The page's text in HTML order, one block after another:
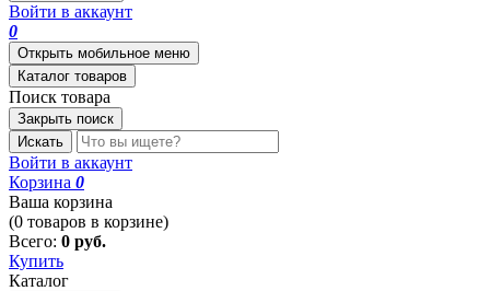
Войти в аккаунт
0
Открыть мобильное меню
Каталог товаров
Поиск товара
Закрыть поиск
Искать
Войти в аккаунт
Корзина 0
Ваша корзина
(0 товаров в корзине)
Всего: 0 руб.
Купить
Каталог